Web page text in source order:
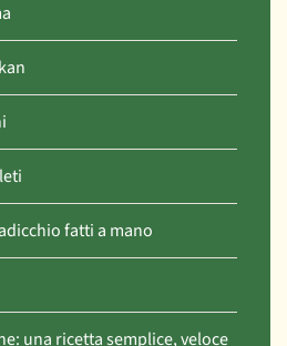
fatti a mano
una ricetta semplice, veloce